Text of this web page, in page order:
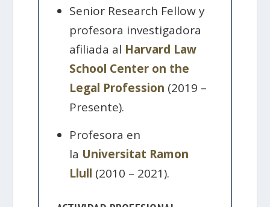
Senior Research Fellow y
profesora investigadora
afiliada al Harvard Law
School Center on the
Legal Profession (2019 –
Presente).
Profesora en
la Universitat Ramon
Llull (2010 – 2021).